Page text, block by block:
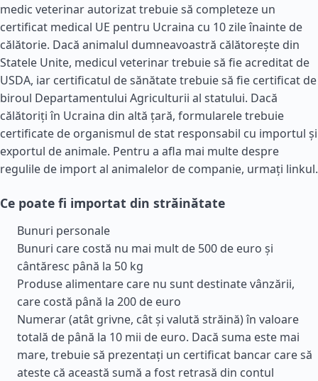
medic veterinar autorizat trebuie să completeze un
certificat medical UE pentru Ucraina cu 10 zile înainte de
călătorie. Dacă animalul dumneavoastră călătorește din
Statele Unite, medicul veterinar trebuie să fie acreditat de
USDA, iar certificatul de sănătate trebuie să fie certificat de
biroul Departamentului Agriculturii al statului. Dacă
călătoriți în Ucraina din altă țară, formularele trebuie
certificate de organismul de stat responsabil cu importul și
exportul de animale. Pentru a afla mai multe despre
regulile de import al animalelor de companie, urmați linkul.
Ce poate fi importat din străinătate
Bunuri personale
Bunuri care costă nu mai mult de 500 de euro și
cântăresc până la 50 kg
Produse alimentare care nu sunt destinate vânzării,
care costă până la 200 de euro
Numerar (atât grivne, cât și valută străină) în valoare
totală de până la 10 mii de euro. Dacă suma este mai
mare, trebuie să prezentați un certificat bancar care să
ateste că această sumă a fost retrasă din contul